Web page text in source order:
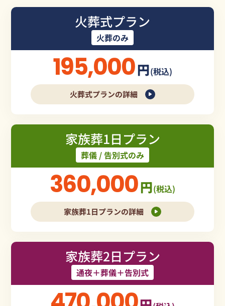
火葬式プラン
火葬のみ
195,000円(税込)
火葬式プランの詳細
家族葬1日プラン
葬儀 / 告別式のみ
360,000円(税込)
家族葬1日プランの詳細
家族葬2日プラン
通夜＋葬儀＋告別式